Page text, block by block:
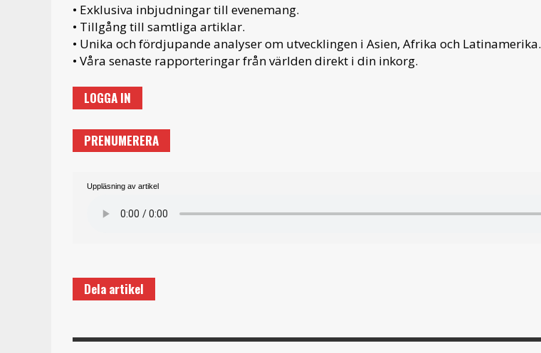
• Exklusiva inbjudningar till evenemang.
• Tillgång till samtliga artiklar.
• Unika och fördjupande analyser om utvecklingen i Asien, Afrika och Latinamerika.
• Våra senaste rapporteringar från världen direkt i din inkorg.
LOGGA IN
PRENUMERERA
Uppläsning av artikel
Dela artikel